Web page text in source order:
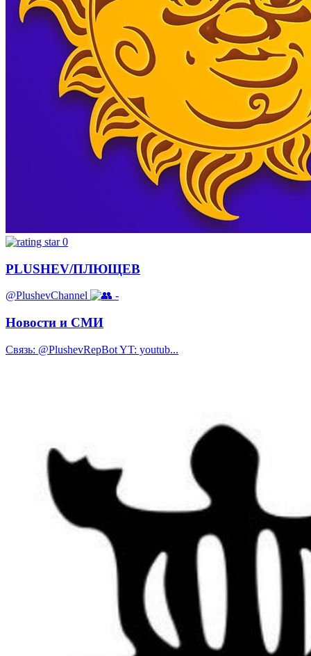
0
PLUSHEV/ПЛЮЩЕВ
@PlushevChannel -
Новости и СМИ
Связь: @PlushevRepBot YT: youtub...